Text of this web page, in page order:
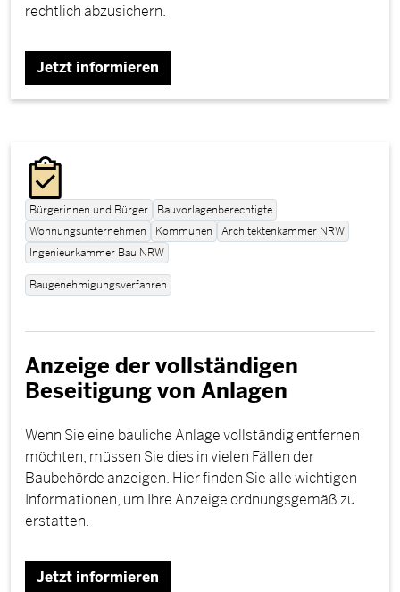
rechtlich abzusichern.
Jetzt informieren
Bürgerinnen und Bürger
Bauvorlagenberechtigte
Wohnungsunternehmen
Kommunen
Architektenkammer NRW
Ingenieurkammer Bau NRW
Baugenehmigungsverfahren
Anzeige der vollständigen
Beseitigung von Anlagen
Wenn Sie eine bauliche Anlage vollständig entfernen
möchten, müssen Sie dies in vielen Fällen der
Baubehörde anzeigen. Hier finden Sie alle wichtigen
Informationen, um Ihre Anzeige ordnungsgemäß zu
erstatten.
Jetzt informieren